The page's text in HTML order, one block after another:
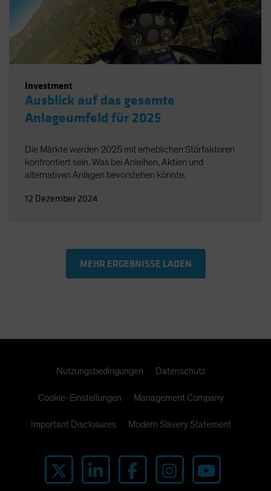
Investment
Ausblick auf das gesamte
Anlageumfeld für 2025
Die Märkte werden 2025 mit erheblichen Störfaktoren
konfrontiert sein. Was bei Anleihen, Aktien und
alternativen Anlagen bevorstehen könnte.
12 Dezember 2024
MEHR ERGEBNISSE LADEN
Nutzungsbedingungen Datenschutz
Cookie-Einstellungen Management Company
Important Disclosures Modern Slavery Statement